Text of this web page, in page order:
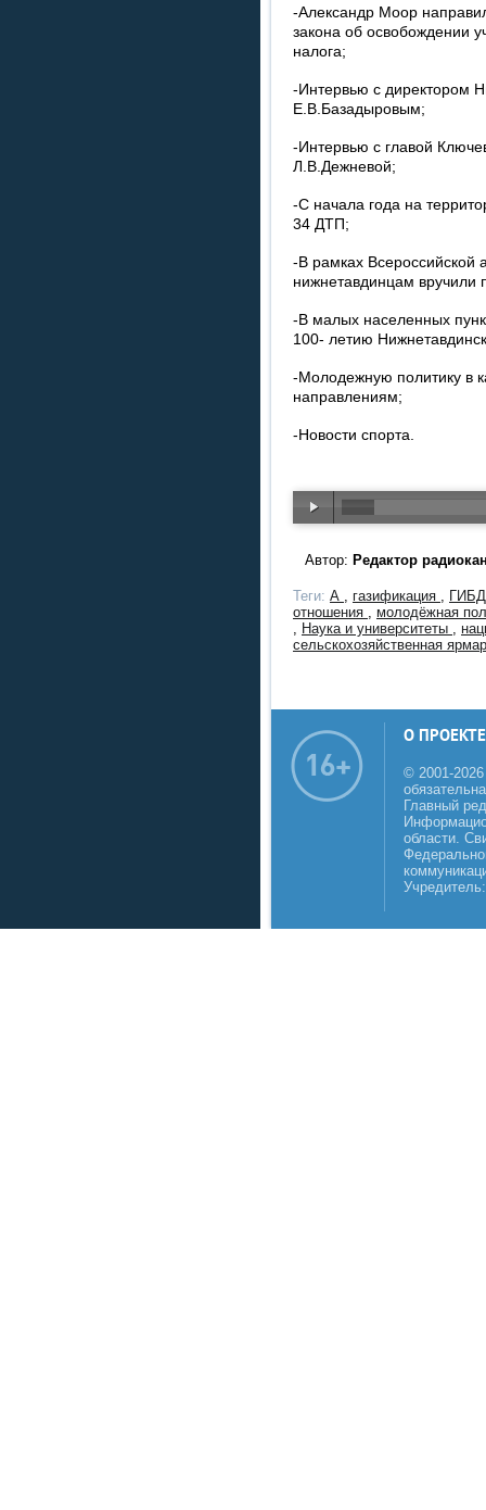
-Александр Моор
закона об освобождении
налога;
-Интервью с директором
Е.В.Базадыровым;
-Интервью с главой
Л.В.Дежневой;
-С начала года на
34 ДТП;
-В рамках
нижнетавдинцам вручили
-В малых населенных
100- летию
-Молодежную политику в
направлениям;
-Новости спорта.
Автор: Редактор
Теги: А , газификация ,
отношения , молодёжная
, Наука и университеты ,
сельскохозяйственная
О ПРОЕКТЕ
© 2001-
Главный
области.